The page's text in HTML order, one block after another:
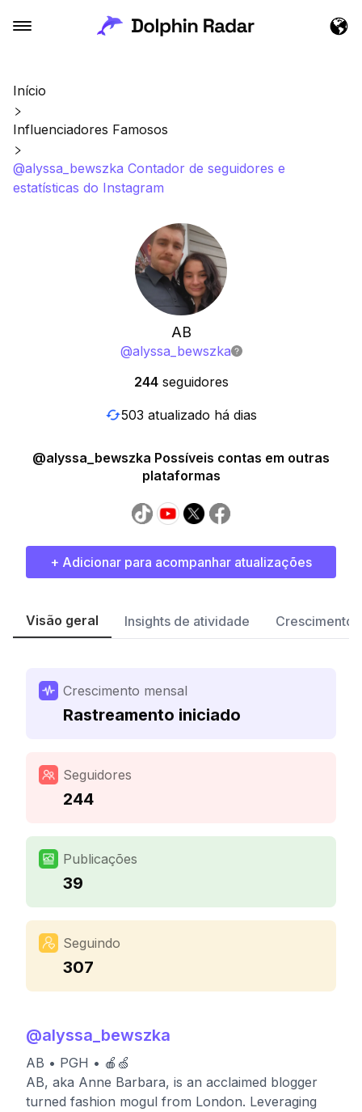
Início
Influenciadores Famosos
@alyssa_bewszka Contador de seguidores e
estatísticas do Instagram
AB
@alyssa_bewszka
244 seguidores
503 atualizado há dias
@alyssa_bewszka Possíveis contas em outras
plataformas
+ Adicionar para acompanhar atualizações
Visão geral Insights de atividade Crescimento
Crescimento mensal
Rastreamento iniciado
Seguidores
244
Publicações
39
Seguindo
307
@alyssa_bewszka
AB • PGH • 🍎🍏
AB, aka Anne Barbara, is an acclaimed blogger
turned fashion mogul from London. Leveraging